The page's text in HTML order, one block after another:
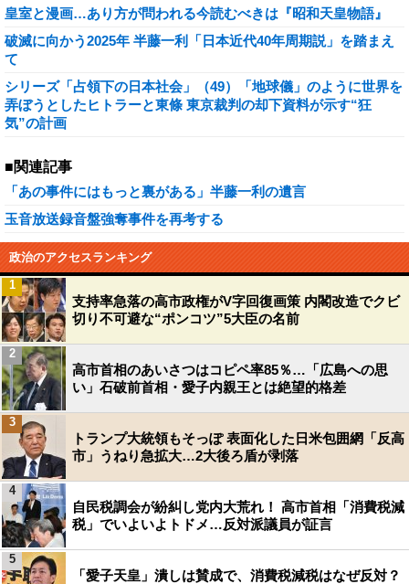
皇室と漫画…あり方が問われる今読むべきは『昭和天皇物語』
破滅に向かう2025年 半藤一利「日本近代40年周期説」を踏まえ
て
シリーズ「占領下の日本社会」（49）「地球儀」のように世界を
弄ぼうとしたヒトラーと東條 東京裁判の却下資料が示す“狂
気”の計画
■関連記事
「あの事件にはもっと裏がある」半藤一利の遺言
玉音放送録音盤強奪事件を再考する
政治のアクセスランキング
支持率急落の高市政権がV字回復画策 内閣改造でクビ
切り不可避な“ポンコツ”5大臣の名前
1
高市首相のあいさつはコピペ率85％…「広島への思
い」石破前首相・愛子内親王とは絶望的格差
2
トランプ大統領もそっぽ 表面化した日米包囲網「反高
市」うねり急拡大…2大後ろ盾が剥落
3
自民税調会が紛糾し党内大荒れ！ 高市首相「消費税減
税」でいよいよトドメ…反対派議員が証言
4
「愛子天皇」潰しは賛成で、消費税減税はなぜ反対？
5